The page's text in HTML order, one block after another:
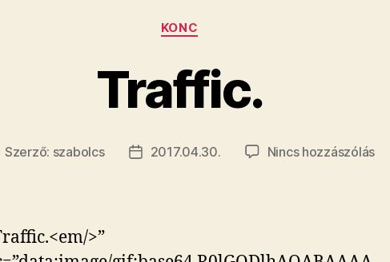
Kategóriák
KONC
Traffic.
Szerző: szabolcs
Bejegyzés
2017.04.30. Nincs hozzászólása(z)